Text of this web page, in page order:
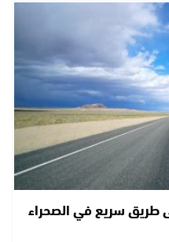
طريق سريع في الصحراء